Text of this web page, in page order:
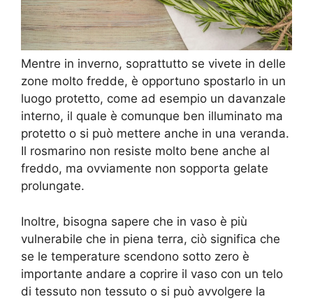
Mentre in inverno, soprattutto se vivete in delle
zone molto fredde, è opportuno spostarlo in un
luogo protetto, come ad esempio un davanzale
interno, il quale è comunque ben illuminato ma
protetto o si può mettere anche in una veranda.
Il rosmarino non resiste molto bene anche al
freddo, ma ovviamente non sopporta gelate
prolungate.
Inoltre, bisogna sapere che in vaso è più
vulnerabile che in piena terra, ciò significa che
se le temperature scendono sotto zero è
importante andare a coprire il vaso con un telo
di tessuto non tessuto o si può avvolgere la